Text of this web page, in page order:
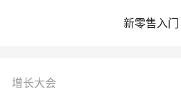
新零售入门
增长大会